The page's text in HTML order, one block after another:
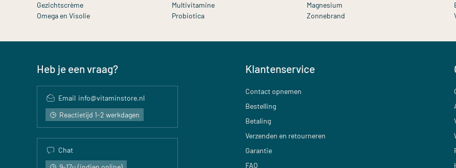
Gezichtscrème
Multivitamine
Magnesium
Omega en Visolie
Probiotica Zonnebrand
Heb je een vraag?
Email info@vitaminstore.nl
Reactietijd 1-2 werkdagen
Chat
Klantenservice
Contact opnemen
Bestelling
Betaling
Verzenden en retourneren
Garantie
FAQ